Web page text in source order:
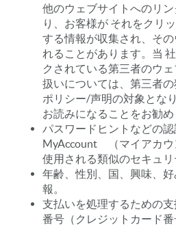
他のウェブサイトへのリ
り、お客様が それをクリ
する情報が収集され、そ
れることがあります。当
クされている第三者のウ
扱いについては、第三者
ポリシー/声明の対象とな
お読みになることをお勧め
パスワードヒントなどの
MyAccount （マイアカウ
使用される類似のセキュリ
年齢、性別、国、興味、
報。
支払いを処理するための
番号（クレジットカード